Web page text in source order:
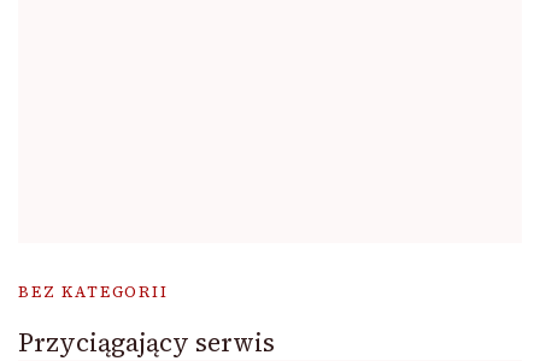
BEZ KATEGORII
Przyciągający serwis